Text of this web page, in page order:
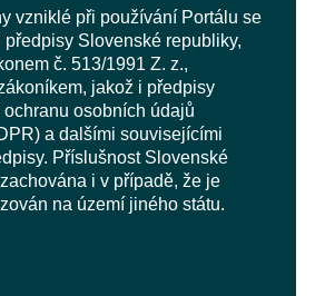
vzniklé při používání Portálu se
předpisy Slovenské republiky,
č. 513/1991 Z. z.,
jakož i předpisy
osobních údajů
a dalšími souvisejícími
Příslušnost Slovenské
i v případě, že je
na území jiného státu.